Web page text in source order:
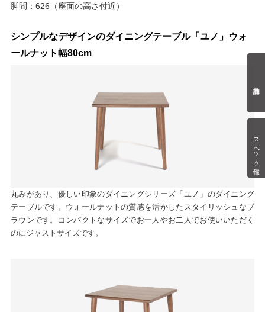
スペック情報
脚間：626（座面の高さ付近）
シンプルなデザインのダイニングテーブル「ユノ」ウォ
ールナット幅80cm
丸みがあり、優しい印象のダイニングシリーズ「ユノ」のダイニング
テーブルです。ウォールナットの質感を活かしたスタイリッシュなブ
ラウンです。コンパクトなサイズでお一人やお二人でお使いいただく
のにジャストサイズです。